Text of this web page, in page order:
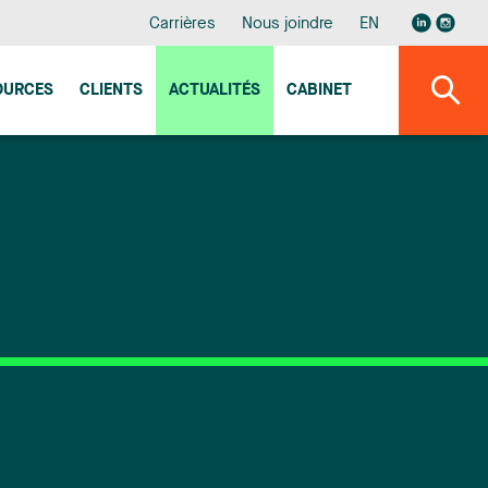
Carrières Nous joindre EN
CLIENTS ACTUALITÉS CABINET